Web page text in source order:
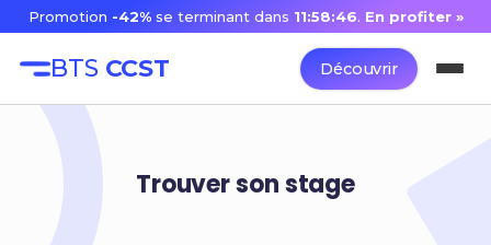
Promotion -42%se terminant dans 11:58:46. En profiter »
BTS CCST Découvrir
Trouver son stage